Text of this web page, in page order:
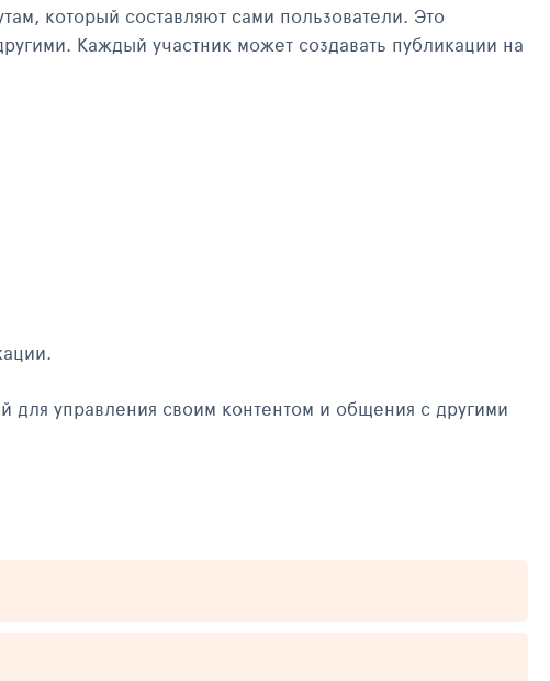
который составляют сами пользователи. Это
Каждый участник может создавать публикации на
управления своим контентом и общения с другими